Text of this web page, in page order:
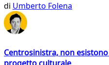
di Umberto Folena
Centrosinistra, non
progetto culturale